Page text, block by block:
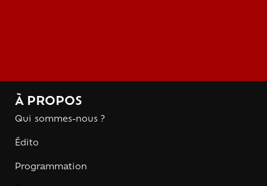
À PROPOS
Qui sommes-nous ?
Édito
Programmation